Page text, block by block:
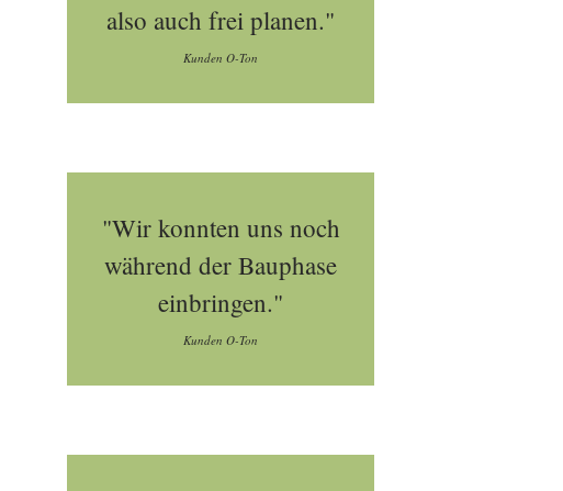
also auch frei planen."
Kunden O-Ton
"Wir konnten uns noch
während der Bauphase
einbringen."
Kunden O-Ton